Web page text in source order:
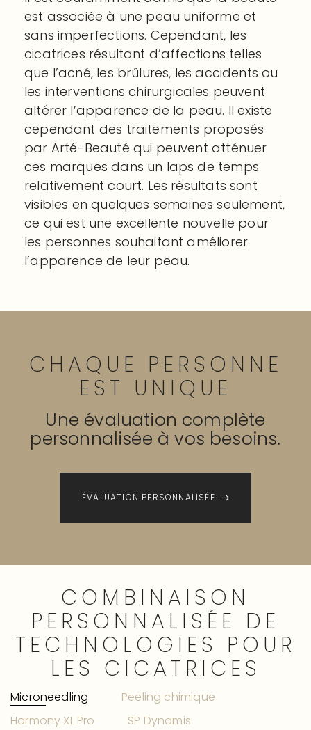
est associée à une peau uniforme et
sans imperfections. Cependant, les
cicatrices résultant d’affections telles
que l’acné, les brûlures, les accidents ou
les interventions chirurgicales peuvent
altérer l’apparence de la peau. Il existe
cependant des traitements proposés
par Arté-Beauté qui peuvent atténuer
ces marques dans un laps de temps
relativement court. Les résultats sont
visibles en quelques semaines seulement,
ce qui est une excellente nouvelle pour
les personnes souhaitant améliorer
l’apparence de leur peau.
CHAQUE PERSONNE
EST UNIQUE
Une évaluation complète
personnalisée à vos besoins.
ÉVALUATION PERSONNALISÉE
COMBINAISON
PERSONNALISÉE DE
TECHNOLOGIES POUR
LES CICATRICES
Microneedling
Peeling chimique
Harmony XL Pro
SP Dynamis